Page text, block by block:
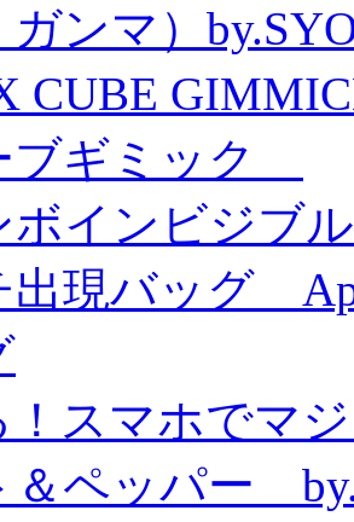
ガンマ）
CUBE
ブギミック
ボインビジブ
出現バッグ
！スマホでマ
＆ペッパー